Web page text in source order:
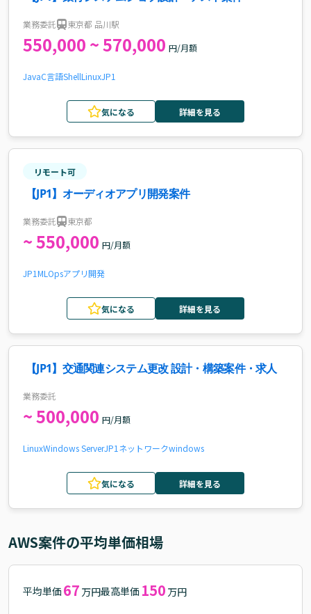
業務委託 東京都 品川駅
550,000 ~ 570,000 円/月額
JavaC言語ShellLinuxJP1
気になる 詳細を見る
リモート可
【JP1】オーディオアプリ開発案件
業務委託 東京都
~ 550,000 円/月額
JP1MLOpsアプリ開発
気になる 詳細を見る
【JP1】交通関連システム更改 設計・構築案件・求人
業務委託
~ 500,000 円/月額
LinuxWindows ServerJP1 ネットワークwindows
気になる 詳細を見る
AWS案件の平均単価相場
平均単価 67 万円最高単価 150 万円